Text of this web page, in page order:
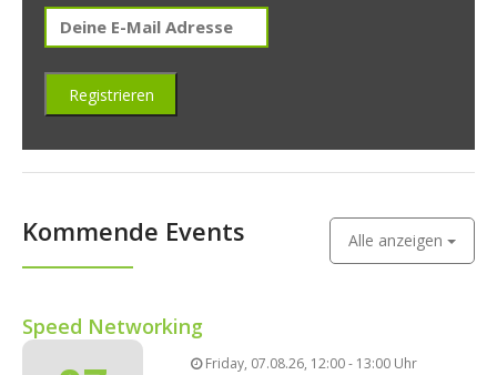
Kommende Events Alle anzeigen
Speed Networking
Friday, 07.08.26, 12:00 - 13:00 Uhr